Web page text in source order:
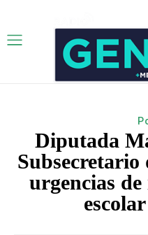
Diputada
Subsecretario
urgencias